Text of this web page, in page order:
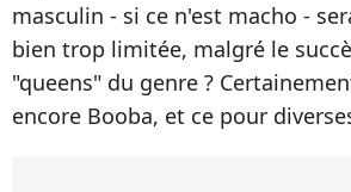
masculin - si ce n'est macho -
bien trop limitée, malgré le
"queens" du genre ?
encore Booba, et ce pour